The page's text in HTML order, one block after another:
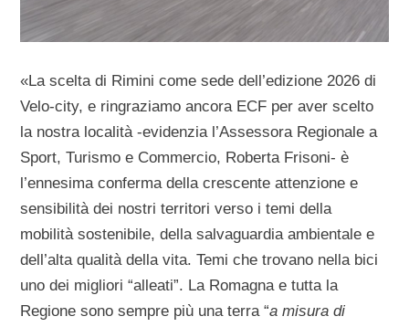
«La scelta di Rimini come sede dell’edizione 2026 di
Velo-city, e ringraziamo ancora ECF per aver scelto
la nostra località -evidenzia l’Assessora Regionale a
Sport, Turismo e Commercio, Roberta Frisoni- è
l’ennesima conferma della crescente attenzione e
sensibilità dei nostri territori verso i temi della
mobilità sostenibile, della salvaguardia ambientale e
dell’alta qualità della vita. Temi che trovano nella bici
uno dei migliori “alleati”. La Romagna e tutta la
Regione sono sempre più una terra “a misura di